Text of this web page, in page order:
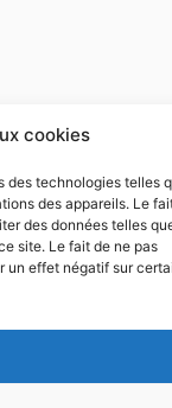
cookies
des technologies telles
des appareils. Le
des données telles
site. Le fait de ne pas
un effet négatif sur